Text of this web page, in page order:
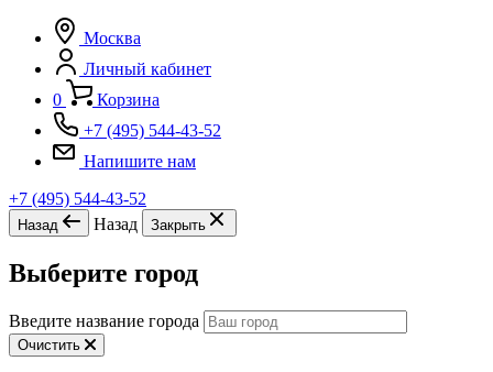
Москва
Личный кабинет
0
Корзина
+7 (495) 544-43-52
Напишите нам
+7 (495) 544-43-52
Назад Назад Закрыть
Выберите город
Введите название города
Очистить